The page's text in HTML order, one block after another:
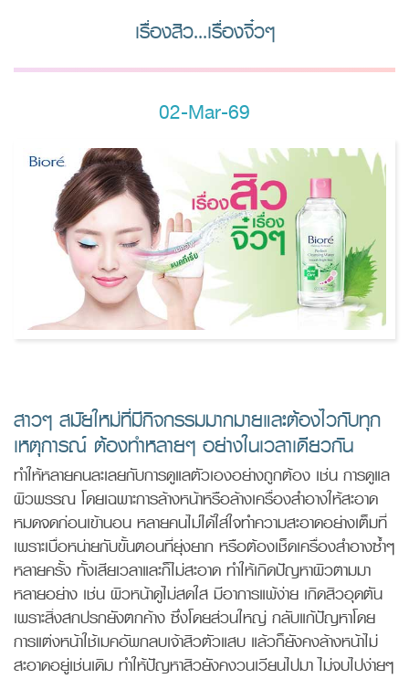
เรื่องสิว...เรื่องจิ๋วๆ
02-Mar-69
สาวๆ สมัยใหม่ที่มีกิจกรรมมากมายและต้องไวกับทุก
เหตุการณ์ ต้องทำหลายๆ อย่างในเวลาเดียวกัน
ทำให้หลายคนละเลยกับการดูแลตัวเองอย่างถูกต้อง เช่น การดูแล
ผิวพรรณ โดยเฉพาะการล้างหน้าหรือล้างเครื่องสำอางให้สะอาด
หมดจดก่อนเข้านอน หลายคนไม่ได้ใส่ใจทำความสะอาดอย่างเต็มที่
เพราะเบื่อหน่ายกับขั้นตอนที่ยุ่งยาก หรือต้องเช็ดเครื่องสำอางซ้ำๆ
หลายครั้ง ทั้งเสียเวลาและก็ไม่สะอาด ทำให้เกิดปัญหาผิวตามมา
หลายอย่าง เช่น ผิวหน้าดูไม่สดใส มีอาการแพ้ง่าย เกิดสิวอุดตัน
เพราะสิ่งสกปรกยังตกค้าง ซึ่งโดยส่วนใหญ่ กลับแก้ปัญหาโดย
การแต่งหน้าใช้เมคอัพกลบเจ้าสิวตัวแสบ แล้วก็ยังคงล้างหน้าไม่
สะอาดอยู่เช่นเดิม ทำให้ปัญหาสิวยังคงวนเวียนไปมา ไม่จบไปง่ายๆ